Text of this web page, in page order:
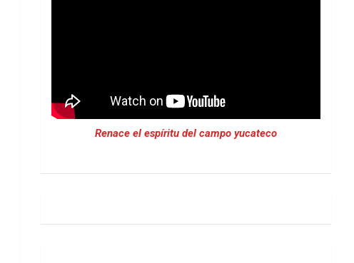
Renace el espíritu del campo yucateco